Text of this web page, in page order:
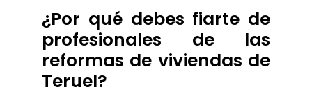
¿Por qué debes fiarte de
profesionales de las
reformas de viviendas de
Teruel?